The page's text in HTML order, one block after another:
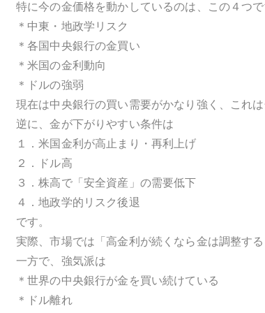
特に今の金価格を動かしているのは、この４つで
＊中東・地政学リスク
＊各国中央銀行の金買い
＊米国の金利動向
＊ドルの強弱
現在は中央銀行の買い需要がかなり強く、これは
逆に、金が下がりやすい条件は
１．米国金利が高止まり・再利上げ
２．ドル高
３．株高で「安全資産」の需要低下
４．地政学的リスク後退
です。
実際、市場では「高金利が続くなら金は調整す
一方で、強気派は
＊世界の中央銀行が金を買い続けている
＊ドル離れ